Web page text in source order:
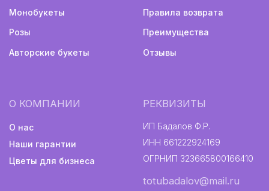
Политика конфиденциальности
Информация не является публичной офертой
Разработка сайта